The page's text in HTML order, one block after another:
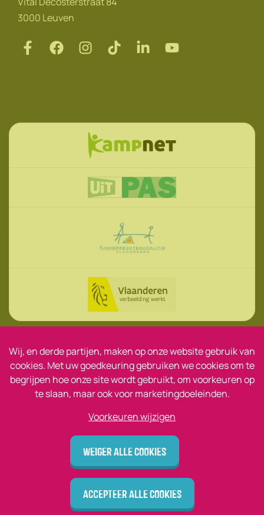
3000 Leuven
design by vector bross
© Jonge Helden 2026
Disclaimer
Wij, en derde partijen, maken op onze website gebruik van
cookies. Met uw goedkeuring gebruiken we cookies om te
begrijpen hoe onze site wordt gebruikt, om voorkeuren op
te slaan, maar ook voor marketingdoeleinden.
Voorkeuren wijzigen
Weiger alle cookies
Accepteer alle cookies